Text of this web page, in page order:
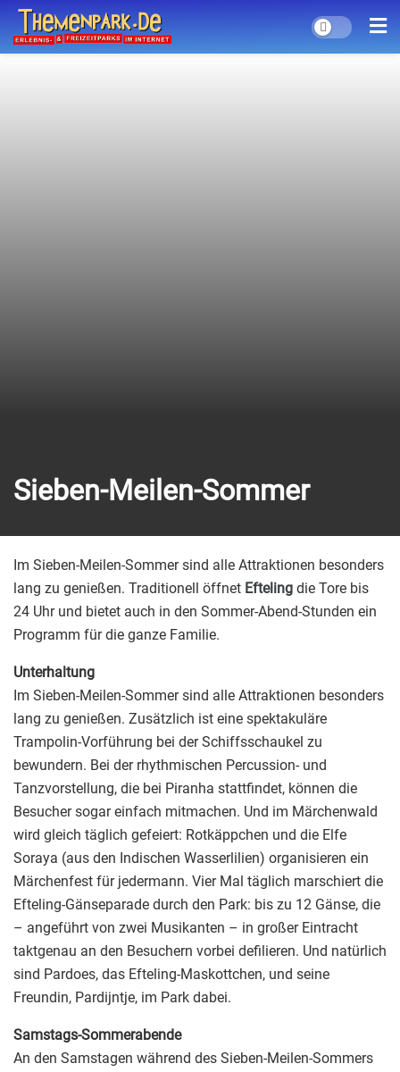
Sieben-Meilen-Sommer
Im Sieben-Meilen-Sommer sind alle Attraktionen besonders
lang zu genießen. Traditionell öffnet Efteling die Tore bis
24 Uhr und bietet auch in den Sommer-Abend-Stunden ein
Programm für die ganze Familie.
Unterhaltung
Im Sieben-Meilen-Sommer sind alle Attraktionen besonders
lang zu genießen. Zusätzlich ist eine spektakuläre
Trampolin-Vorführung bei der Schiffsschaukel zu
bewundern. Bei der rhythmischen Percussion- und
Tanzvorstellung, die bei Piranha stattfindet, können die
Besucher sogar einfach mitmachen. Und im Märchenwald
wird gleich täglich gefeiert: Rotkäppchen und die Elfe
Soraya (aus den Indischen Wasserlilien) organisieren ein
Märchenfest für jedermann. Vier Mal täglich marschiert die
Efteling-Gänseparade durch den Park: bis zu 12 Gänse, die
– angeführt von zwei Musikanten – in großer Eintracht
taktgenau an den Besuchern vorbei defilieren. Und natürlich
sind Pardoes, das Efteling-Maskottchen, und seine
Freundin, Pardijntje, im Park dabei.
Samstags-Sommerabende
An den Samstagen während des Sieben-Meilen-Sommers